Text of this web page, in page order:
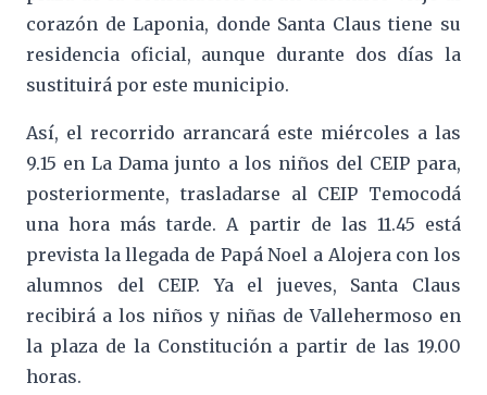
corazón de Laponia, donde Santa Claus tiene su
residencia oficial, aunque durante dos días la
sustituirá por este municipio.
Así, el recorrido arrancará este miércoles a las
9.15 en La Dama junto a los niños del CEIP para,
posteriormente, trasladarse al CEIP Temocodá
una hora más tarde. A partir de las 11.45 está
prevista la llegada de Papá Noel a Alojera con los
alumnos del CEIP. Ya el jueves, Santa Claus
recibirá a los niños y niñas de Vallehermoso en
la plaza de la Constitución a partir de las 19.00
horas.